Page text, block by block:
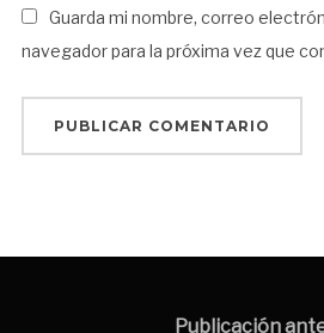
Guarda mi nombre, correo
navegador para la próxima vez que
Publicación